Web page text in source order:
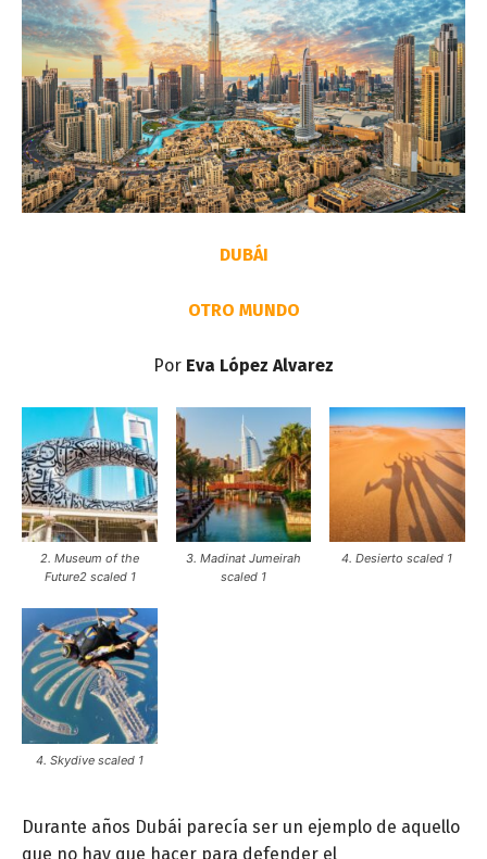
DUBÁI
OTRO MUNDO
Por Eva López Alvarez
2. Museum of the
Future2 scaled 1
3. Madinat Jumeirah
scaled 1
4. Desierto scaled 1
4. Skydive scaled 1
Durante años Dubái parecía ser un ejemplo de aquello
que no hay que hacer para defender el